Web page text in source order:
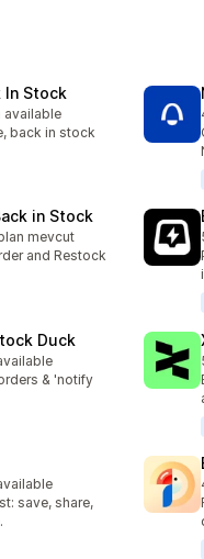
In Stock
available
back in stock
in Stock
mevcut
and Restock
Duck
& 'notify
save, share,